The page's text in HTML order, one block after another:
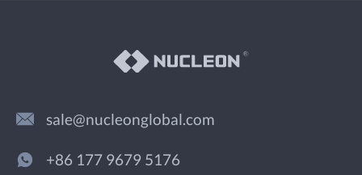
sale@nucleonglobal.com
+86 177 9679 5176